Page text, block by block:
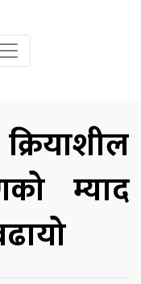
म्याद